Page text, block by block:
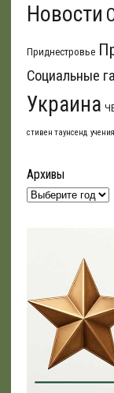
Новости
Приднестровье
Социальные
Украина
стивен таунсенд учения
Архивы